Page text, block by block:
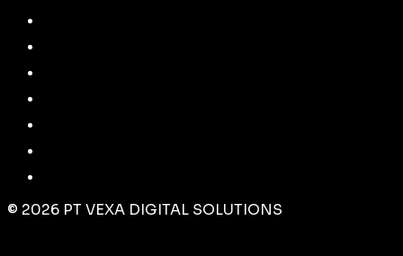
© 2026 PT VEXA DIGITAL SOLUTIONS